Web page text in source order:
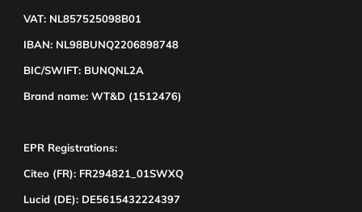
VAT: NL857525098B01
IBAN: NL98BUNQ2206898748
BIC/SWIFT: BUNQNL2A
Brand name: WT&D (1512476)
EPR Registrations:
Citeo (FR): FR294821_01SWXQ
Lucid (DE): DE5615432224397